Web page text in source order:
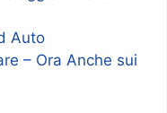
Auto
– Ora Anche sui